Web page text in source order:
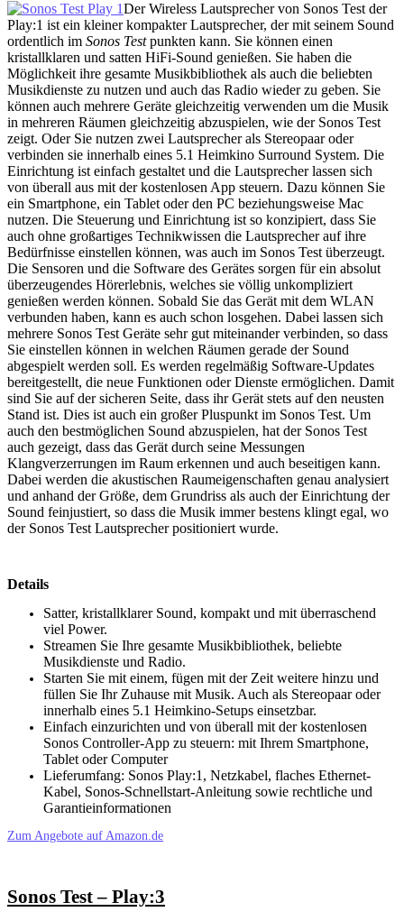
Der Wireless Lautsprecher von Sonos Test der
Play:1 ist ein kleiner kompakter Lautsprecher, der mit seinem Sound
ordentlich im Sonos Testpunkten kann. Sie können einen
kristallklaren und satten HiFi-Sound genießen. Sie haben die
Möglichkeit ihre gesamte Musikbibliothek als auch die beliebten
Musikdienste zu nutzen und auch das Radio wieder zu geben. Sie
können auch mehrere Geräte gleichzeitig verwenden um die Musik
in mehreren Räumen gleichzeitig abzuspielen, wie der Sonos Test
zeigt. Oder Sie nutzen zwei Lautsprecher als Stereopaar oder
verbinden sie innerhalb eines 5.1 Heimkino Surround System. Die
Einrichtung ist einfach gestaltet und die Lautsprecher lassen sich
von überall aus mit der kostenlosen App steuern. Dazu können Sie
ein Smartphone, ein Tablet oder den PC beziehungsweise Mac
nutzen. Die Steuerung und Einrichtung ist so konzipiert, dass Sie
auch ohne großartiges Technikwissen die Lautsprecher auf ihre
Bedürfnisse einstellen können, was auch im Sonos Test überzeugt.
Die Sensoren und die Software des Gerätes sorgen für ein absolut
überzeugendes Hörerlebnis, welches sie völlig unkompliziert
genießen werden können. Sobald Sie das Gerät mit dem WLAN
verbunden haben, kann es auch schon losgehen. Dabei lassen sich
mehrere Sonos Test Geräte sehr gut miteinander verbinden, so dass
Sie einstellen können in welchen Räumen gerade der Sound
abgespielt werden soll. Es werden regelmäßig Software-Updates
bereitgestellt, die neue Funktionen oder Dienste ermöglichen. Damit
sind Sie auf der sicheren Seite, dass ihr Gerät stets auf den neusten
Stand ist. Dies ist auch ein großer Pluspunkt im Sonos Test. Um
auch den bestmöglichen Sound abzuspielen, hat der Sonos Test
auch gezeigt, dass das Gerät durch seine Messungen
Klangverzerrungen im Raum erkennen und auch beseitigen kann.
Dabei werden die akustischen Raumeigenschaften genau analysiert
und anhand der Größe, dem Grundriss als auch der Einrichtung der
Sound feinjustiert, so dass die Musik immer bestens klingt egal, wo
der Sonos Test Lautsprecher positioniert wurde.
Details
Satter, kristallklarer Sound, kompakt und mit überraschend
viel Power.
Streamen Sie Ihre gesamte Musikbibliothek, beliebte
Musikdienste und Radio.
Starten Sie mit einem, fügen mit der Zeit weitere hinzu und
füllen Sie Ihr Zuhause mit Musik. Auch als Stereopaar oder
innerhalb eines 5.1 Heimkino-Setups einsetzbar.
Einfach einzurichten und von überall mit der kostenlosen
Sonos Controller-App zu steuern: mit Ihrem Smartphone,
Tablet oder Computer
Lieferumfang: Sonos Play:1, Netzkabel, flaches Ethernet-
Kabel, Sonos-Schnellstart-Anleitung sowie rechtliche und
Garantieinformationen
Zum Angebote auf Amazon.de
Sonos Test – Play:3